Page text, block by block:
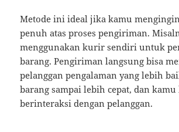
Metode ini ideal jika kamu
penuh atas proses pengiriman.
menggunakan kurir sendiri untuk
barang. Pengiriman langsung bisa
pelanggan pengalaman yang lebih
barang sampai lebih cepat, dan
berinteraksi dengan pelanggan.